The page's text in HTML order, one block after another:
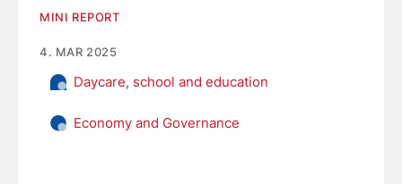
MINI REPORT
4. MAR 2025
Daycare, school and education
Economy and Governance